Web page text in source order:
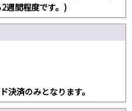
週間程度です。)
済のみとなります。